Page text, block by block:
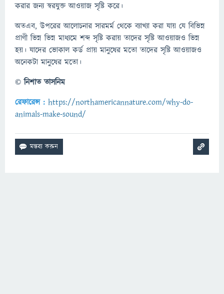
করার জন্য স্বরযুক্ত আওয়াজ সৃষ্টি করে।
অতএব, উপরের আলোচনার সারমর্ম থেকে ব্যাখ্যা করা যায় যে বিভিন্ন
প্রাণী ভিন্ন ভিন্ন মাধ্যমে শব্দ সৃষ্টি করায় তাদের সৃষ্টি আওয়াজও ভিন্ন
হয়। যাদের ভোকাল কর্ড প্রায় মানুষের মতো তাদের সৃষ্টি আওয়াজও
অনেকটা মানুষের মতো।
© নিশাত তাসনিম
রেফারেন্স : https://northamericannature.com/why-do-
animals-make-sound/